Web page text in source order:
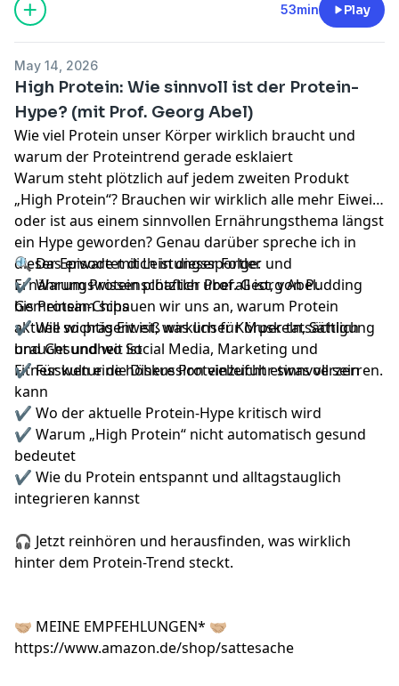
53min Play
May 14, 2026
High Protein: Wie sinnvoll ist der Protein-
Hype? (mit Prof. Georg Abel)
Wie viel Protein unser Körper wirklich braucht und
warum der Proteintrend gerade esklaiert
Warum steht plötzlich auf jedem zweiten Produkt
„High Protein“? Brauchen wir wirklich alle mehr Eiweiß
oder ist aus einem sinnvollen Ernährungsthema längst
ein Hype geworden? Genau darüber spreche ich in
dieser Episode mit Leistungssportler und
Ernährungswissenschaftler Prof. Georg Abel.
Gemeinsam schauen wir uns an, warum Protein
aktuell so präsent ist, was unser Körper tatsächlich
braucht und wo Social Media, Marketing und
Fitnesskultur die Diskussion vielleicht etwas verzerren.
🔍 Das erwartet dich in dieser Folge:
✔ Warum Protein plötzlich überall ist, von Pudding
bis Protein-Chips
✔ Wie wichtig Eiweiß wirklich für Muskeln, Sättigung
und Gesundheit ist
✔ Für wen eine höhere Proteinzufuhr sinnvoll sein
kann
✔ Wo der aktuelle Protein-Hype kritisch wird
✔ Warum „High Protein“ nicht automatisch gesund
bedeutet
✔ Wie du Protein entspannt und alltagstauglich
integrieren kannst
🎧 Jetzt reinhören und herausfinden, was wirklich
hinter dem Protein-Trend steckt.
🤝🏼 MEINE EMPFEHLUNGEN* 🤝🏼
https://www.amazon.de/shop/sattesache